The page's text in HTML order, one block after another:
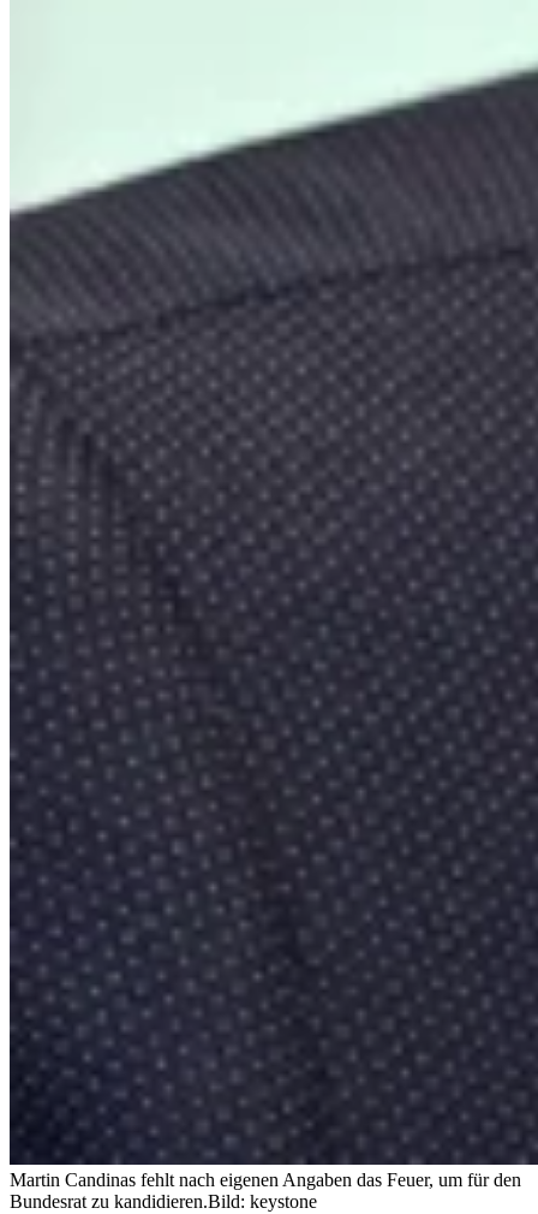
Martin Candinas fehlt nach eigenen Angaben das Feuer, um für den
Bundesrat zu kandidieren.Bild: keystone